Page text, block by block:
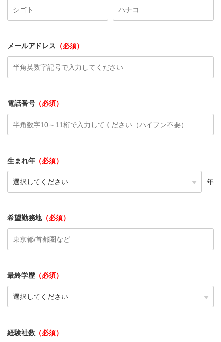
メールアドレス （必須）
電話番号 （必須）
生まれ年 （必須）
年
希望勤務地（必須）
最終学歴 （必須）
経験社数 （必須）